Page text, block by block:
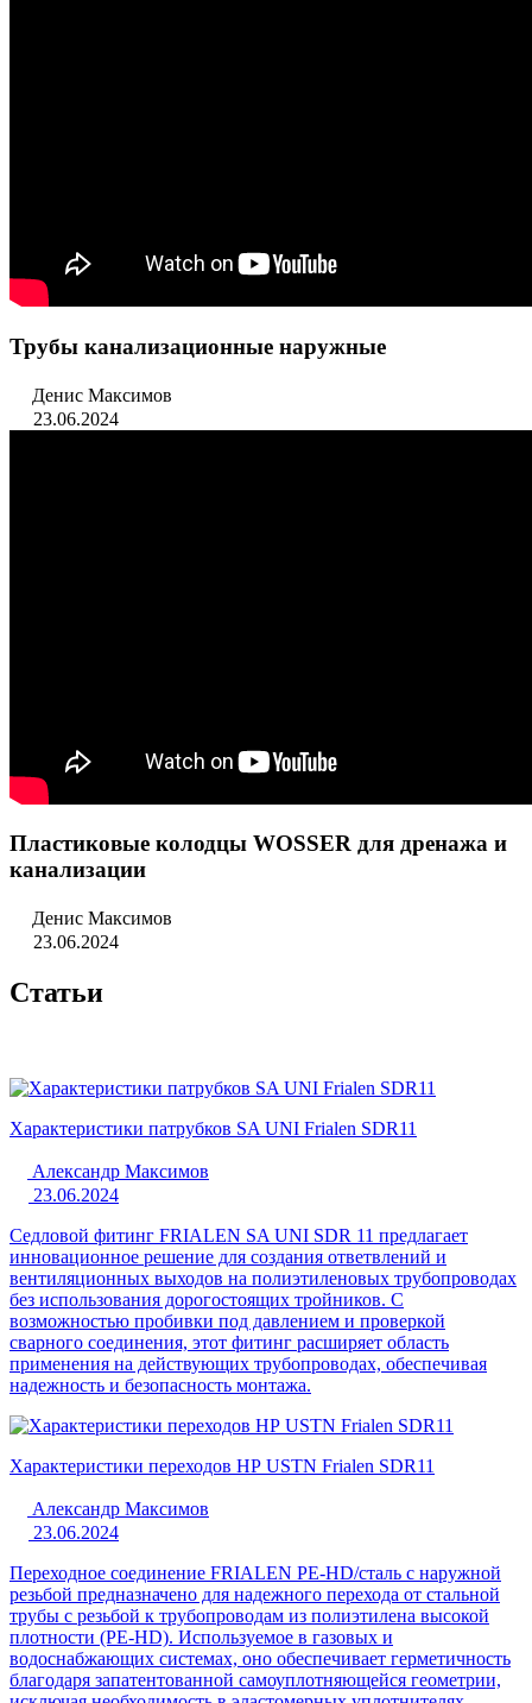
Трубы канализационные наружные
Денис Максимов
23.06.2024
Пластиковые колодцы WOSSER для дренажа и
канализации
Денис Максимов
23.06.2024
Статьи
Характеристики патрубков SA UNI Frialen SDR11
Александр Максимов
23.06.2024
Седловой фитинг FRIALEN SA UNI SDR 11 предлагает
инновационное решение для создания ответвлений и
вентиляционных выходов на полиэтиленовых трубопроводах
без использования дорогостоящих тройников. С
возможностью пробивки под давлением и проверкой
сварного соединения, этот фитинг расширяет область
применения на действующих трубопроводах, обеспечивая
надежность и безопасность монтажа.
Характеристики переходов НР USTN Frialen SDR11
Александр Максимов
23.06.2024
Переходное соединение FRIALEN PE-HD/сталь с наружной
резьбой предназначено для надежного перехода от стальной
трубы с резьбой к трубопроводам из полиэтилена высокой
плотности (PE-HD). Используемое в газовых и
водоснабжающих системах, оно обеспечивает герметичность
благодаря запатентованной самоуплотняющейся геометрии,